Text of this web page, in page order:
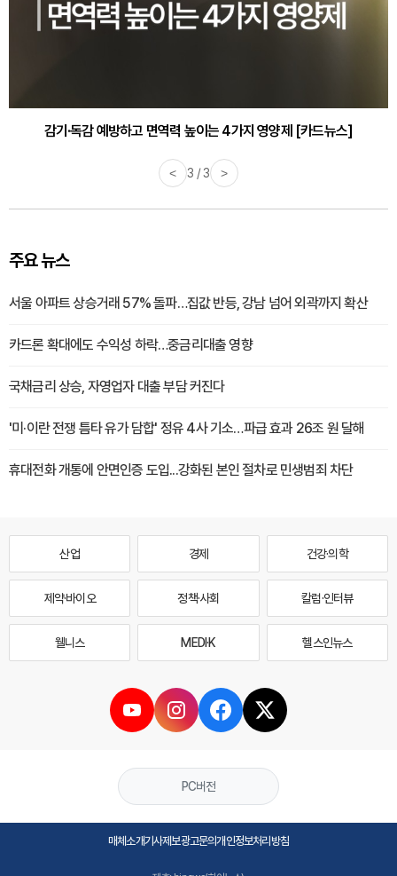
감기·독감 예방하고 면역력 높이는 4가지 영양제 [카드뉴스]
< 3 / 3 >
주요 뉴스
서울 아파트 상승거래 57% 돌파…집값 반등, 강남 넘어 외곽까지 확산
카드론 확대에도 수익성 하락…중금리대출 영향
국채금리 상승, 자영업자 대출 부담 커진다
'미·이란 전쟁 틈타 유가 담합' 정유 4사 기소…파급 효과 26조 원 달해
휴대전화 개통에 안면인증 도입...강화된 본인 절차로 민생범죄 차단
산업 경제 건강·의학
제약·바이오 정책·사회 칼럼·인터뷰
웰니스 MEDI·K 헬스인뉴스
PC버전
매체소개기사제보광고문의개인정보처리방침